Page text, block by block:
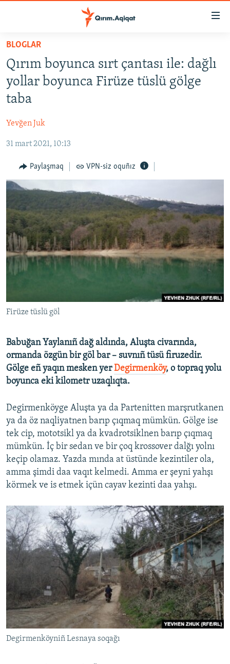
Esas
qaytmaq
Baş
navigatsiyağa
qaytmaq
Qıdıruvğa
qaytmaq
HABERLER
SİYASET
İQTİSADİYAT
MEDENİYET
İNSAN AQLARI
VİDEO
SÜRET
FİKİR
Русский
Українською
RFE/RS bütün saytları
BLOGLAR
Qırım boyunca sırt çantası ile: dağlı
yollar boyunca Firüze tüslü gölge
taba
Yevğen Juk
31 mart 2021, 10:13
Paylaşmaq VPN-siz oquñız
Firüze tüslü göl
Babuğan Yayla​nıñ dağ aldında, Aluşta civarında,
ormanda özgün bir göl bar – suvnıñ tüsü firuzedir.
Gölge eñ yaqın mesken yerDegirmenköy, o topraq yolu
boyunca eki kilometr uzaqlıqta.
Degirmenköyge Aluşta ya da Partenitten marşrutkanen
ya da öz naqliyatnen barıp çıqmaq mümkün. Gölge ise
tek cip, mototsikl ya da kvadrotsiklnen barıp çıqmaq
mümkün. İç bir sedan ve bir çoq krossover dalğı yolnı
keçip olamaz. Yazda mında at üstünde kezintiler ola,
amma şimdi daa vaqıt kelmedi. Amma er şeyni yahşı
körmek ve is etmek içün cayav kezinti daa yahşı.
Degirmenköyniñ Lesnaya soqağı